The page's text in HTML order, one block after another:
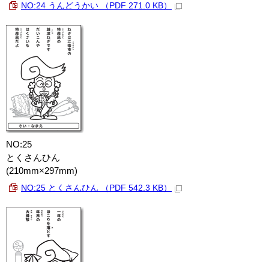
NO:24 うんどうかい （PDF 271.0 KB）
NO:25
とくさんひん
(210mm×297mm)
NO:25 とくさんひん （PDF 542.3 KB）